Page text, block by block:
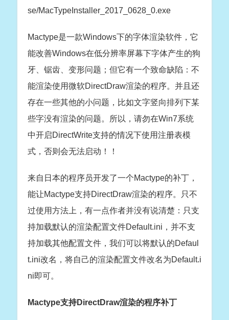
se/MacTypeInstaller_2017_0628_0.exe
Mactype是一款Windows下的字体渲染软件，它
能改善Windows在低分辨率屏幕下字体产生的狗
牙、锯齿、变形问题；但它有一个致命缺陷：不
能渲染使用微软DirectDraw渲染的程序。并且还
存在一些其他的小问题，比如文字竖向排列下某
些字没有渲染的问题。所以，请勿在Win7系统
中开启DirectWrite支持的情况下使用注册表模
式，否则会无法启动！！
来自日本的程序员开发了一个Mactype的补丁，
能让Mactype支持DirectDraw渲染的程序。只不
过使用方法上，有一点作者并没有说清楚：只支
持加载默认的渲染配置文件Default.ini，并不支
持加载其他配置文件，我们可以将默认的Defaul
t.ini改名，将自己的渲染配置文件改名为Default.i
ni即可。
Mactype支持DirectDraw渲染的程序补丁